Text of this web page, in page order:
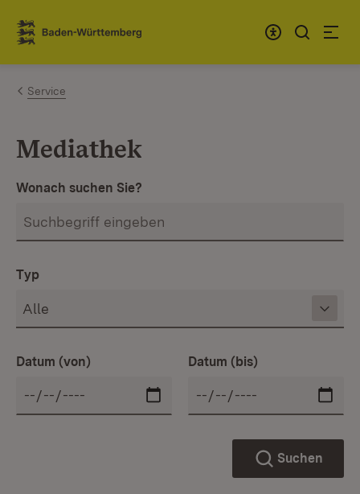
Zum Inhalt springen
Link zur Startseite
Service
Mediathek
Wonach suchen Sie?
Typ
Datum (von) Datum (bis)
Suchen